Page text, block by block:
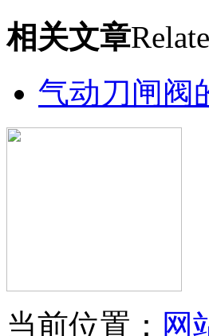
相关文章
气动刀闸阀
当前位置： 网